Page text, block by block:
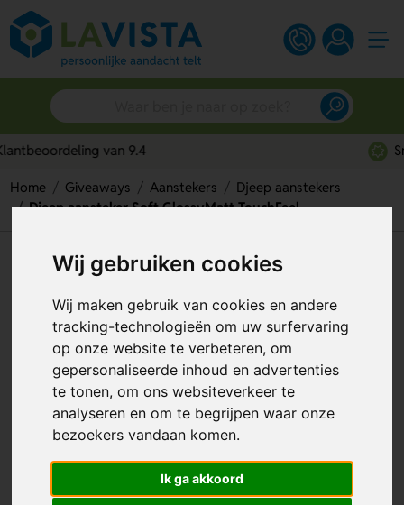
Wij gebruiken cookies
Wij maken gebruik van cookies en andere
tracking-technologieën om uw surfervaring
op onze website te verbeteren, om
gepersonaliseerde inhoud en advertenties
te tonen, om ons websiteverkeer te
analyseren en om te begrijpen waar onze
bezoekers vandaan komen.
Ik ga akkoord
Snelle persoonlijke service
Home Giveaways Aanstekers
Djeep aanstekers
Djeep aansteker Soft GlossyMatt TouchFeel
Djeep aansteker Soft
GlossyMatt TouchFeel
Artikelnummer:317244